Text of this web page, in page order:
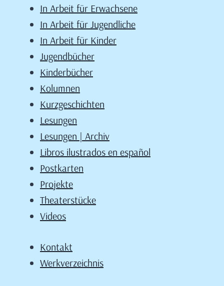
In Arbeit für Erwachsene
In Arbeit für Jugendliche
In Arbeit für Kinder
Jugendbücher
Kinderbücher
Kolumnen
Kurzgeschichten
Lesungen
Lesungen | Archiv
Libros ilustrados en español
Postkarten
Projekte
Theaterstücke
Videos
Kontakt
Werkverzeichnis